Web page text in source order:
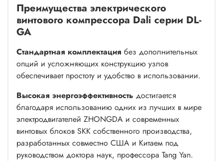
Преимущества электрического
винтового компрессора Dali серии DL-
GA
Стандартная комплектация без дополнительных
опций и усложняющих конструкцию узлов
обеспечивает простоту и удобство в использовании.
Высокая энергоэффективность достигается
благодаря использованию одних из лучших в мире
электродвигателей ZHONGDA и современных
винтовых блоков SKK собственного производства,
разработанных совместно США и Китаем под
руководством доктора наук, профессора Tang Yan.